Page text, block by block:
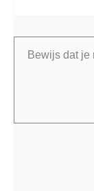
Bewijs dat je